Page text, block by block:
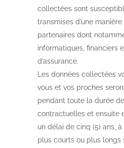
collectées sont
transmises d’une
partenaires dont
informatiques, financiers
d’assurance.
Les données collectées
vous et vos proches
pendant toute la durée
contractuelles et ensuite
un délai de cinq (5) ans,
plus courts ou plus longs